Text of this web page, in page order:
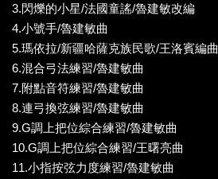
3.閃爍的小星/法國童謠/魯建敏改編
4.小號手/魯建敏曲
5.瑪依拉/新疆哈薩克族民歌/王洛賓編曲
6.混合弓法練習/魯建敏曲
7.附點音符練習/魯建敏曲
8.連弓換弦練習/魯建敏曲
9.G調上把位綜合練習/魯建敏曲
10.G調上把位綜合練習/王曙亮曲
11.小指按弦力度練習/魯建敏曲